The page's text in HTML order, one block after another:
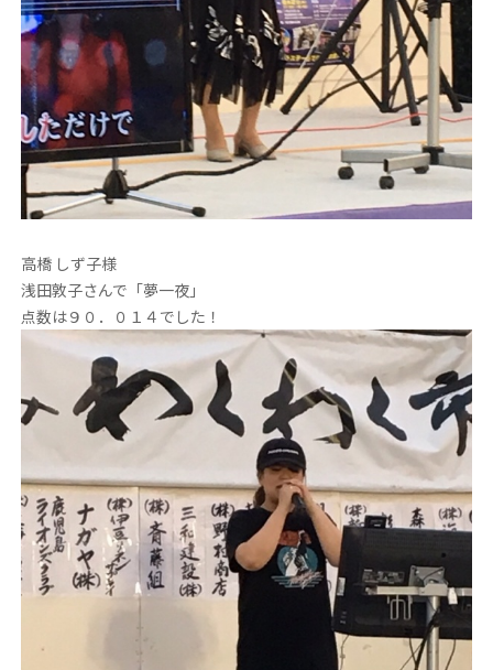
高橋 しず子様
浅田敦子さんで「夢一夜」
点数は９０．０１４でした！